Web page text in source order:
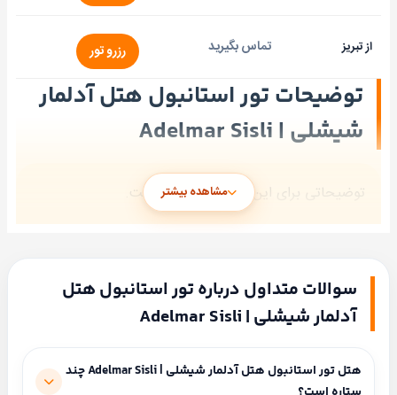
از تبریز تماس بگیرید رزرو تور
توضیحات تور استانبول هتل آدلمار
شیشلی | Adelmar Sisli
توضیحاتی برای این هتل ثبت نشده است.
مشاهده بیشتر
سوالات متداول درباره تور استانبول هتل
آدلمار شیشلی | Adelmar Sisli
هتل تور استانبول هتل آدلمار شیشلی | Adelmar Sisli چند